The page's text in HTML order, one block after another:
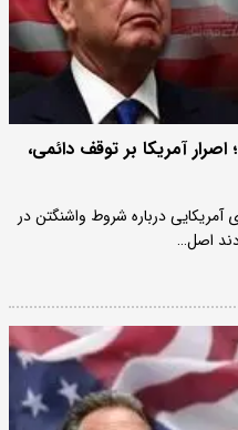
آمریکا بر توقف دائمی،
درباره شروط واشنگتن در
اصل…